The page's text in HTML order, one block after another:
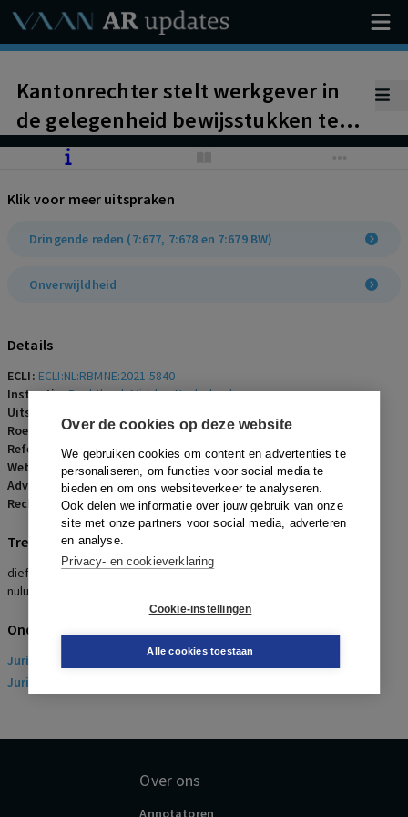
Over de cookies op deze website
We gebruiken cookies om content en advertenties te
personaliseren, om functies voor social media te
bieden en om ons websiteverkeer te analyseren.
Ook delen we informatie over jouw gebruik van onze
site met onze partners voor social media, adverteren
en analyse.
Privacy- en cookieverklaring
Cookie-instellingen
Alle cookies toestaan
Kantonrechter stelt werkgever in
de gelegenheid bewijsstukken te
leveren voor zijn stelling dat het
gegeven en diefstal van kasgelden
in de coffeeshop daarvoor de
Klik voor meer uitspraken
Dringende reden (7:677, 7:678 en 7:679 BW)
Onverwijldheid
Details
ECLI: ECLI:NL:RBMNE:2021:5840
Instantie:Rechtbank Midden-Nederland
Uitspraakdatum:
Roepnaam:werkneemster/werkgever
Referentienummer:AR-2022-0207
Wetsartikelen:7:677 BW ,7:678 BW
Advocaten:E.M. Hetterscheidt
Rechters:E.F.A. van Buitenen
Trefwoorden
diefstal, camerabeelden, kasgeld, ziekmelding, ontslagbrief,
nulurencontract, loondoorbetaling, coffeeshop
Onderwerpen
Juridisch
> Arbeidsrecht
Juridisch
Over ons
Annotatoren